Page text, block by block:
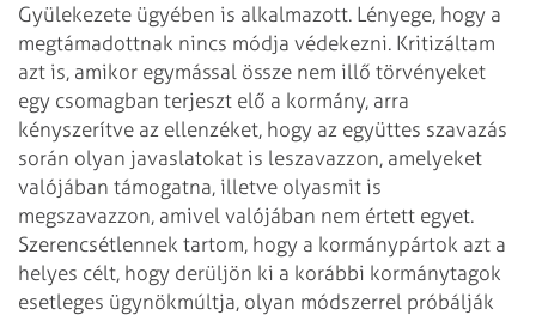
Gyülekezete ügyében is alkalmazott. Lényege, hogy a
megtámadottnak nincs módja védekezni. Kritizáltam
azt is, amikor egymással össze nem illő törvényeket
egy csomagban terjeszt elő a kormány, arra
kényszerítve az ellenzéket, hogy az együttes szavazás
során olyan javaslatokat is leszavazzon, amelyeket
valójában támogatna, illetve olyasmit is
megszavazzon, amivel valójában nem értett egyet.
Szerencsétlennek tartom, hogy a kormánypártok azt a
helyes célt, hogy derüljön ki a korábbi kormánytagok
esetleges ügynökmúltja, olyan módszerrel próbálják